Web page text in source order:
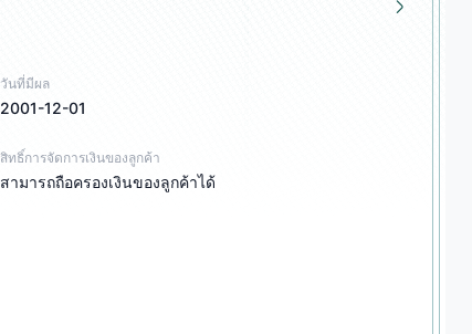
วันที่มีผล
2001-12-01
สิทธิ์การจัดการเงินของลูกค้า
สามารถถือครองเงินของลูกค้าได้